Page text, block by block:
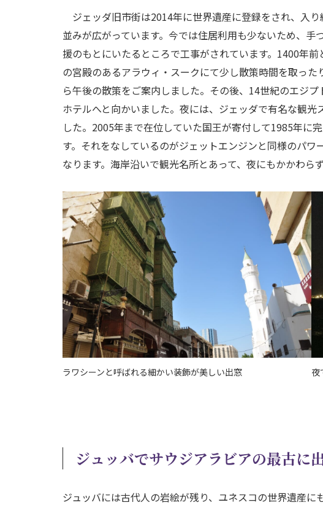
ジェッダ旧市街は2014年に世界遺産に登録をされ、入
並みが広がっています。今では住居利用も少ないため、
援のもとにいたるところで工事がされています。1400年
の宮殿のあるアラウィ・スークにて少し散策時間を取っ
ら午後の散策をご案内しました。その後、14世紀のエジ
ホテルへと向かいました。夜には、ジェッダで有名な観
した。2005年まで在位していた国王が寄付して1985年
す。それをなしているのがジェットエンジンと同様のパ
なります。海岸沿いで観光名所とあって、夜にもかかわら
ラワシーンと呼ばれる細かい装飾が美しい出窓 夜
ジュッバでサウジアラビアの最古に
ジュッバには古代人の岩絵が残り、ユネスコの世界遺産